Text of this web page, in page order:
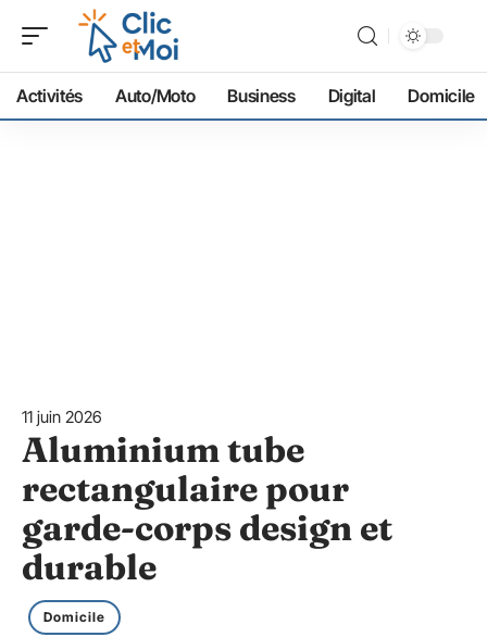
Activités Auto/Moto Business Digital Domicile
11 juin 2026
Aluminium tube
rectangulaire pour
garde-corps design et
durable
Domicile